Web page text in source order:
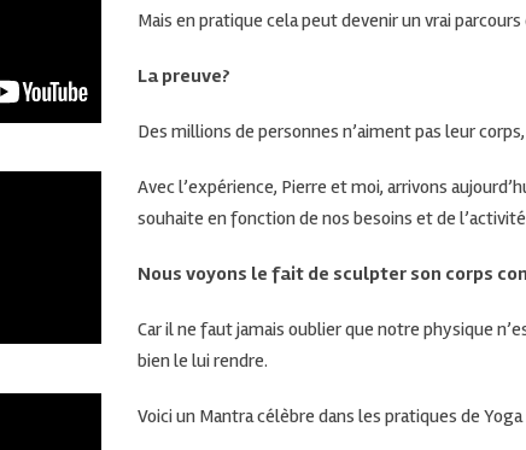
Mais en pratique cela peut devenir un vrai parcours
Lapreuve?
Des millions de personnes n’aiment pas leur
Avec l’expérience, Pierre et moi, arrivons
souhaite en fonction de nos besoins et de
Nous voyons le fait de sculpter son corps
Car il ne faut jamais oublier que notre physique
bien le lui rendre.
Voici un Mantra célèbre dans les pratiques de Yoga